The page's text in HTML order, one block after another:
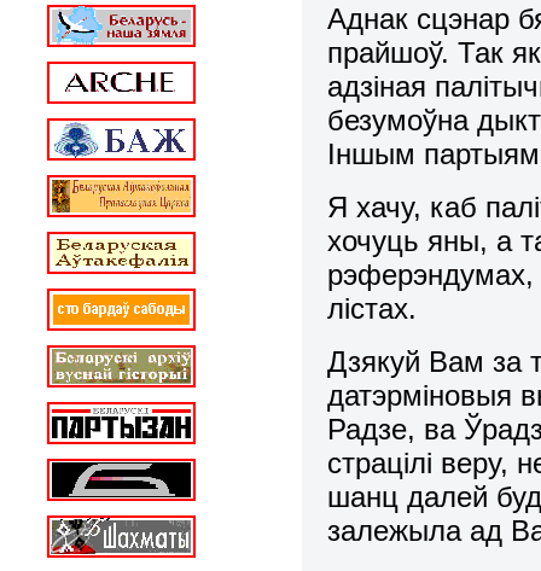
Аднак сцэнар
прайшоў. Так як
адзіная
безумоўна
Іншым партыям
Я хачу, каб
хочуць яны, а
рэферэндумах,
лістах.
Дзякуй Вам за
датэрміновыя
Радзе, ва
страцілі веру,
шанц далей
залежыла ад